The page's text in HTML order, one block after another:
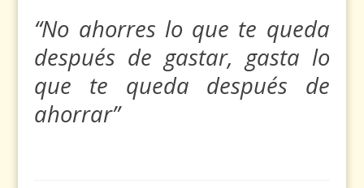
“No ahorres lo que te queda
después de gastar, gasta lo
que te queda después de
ahorrar”